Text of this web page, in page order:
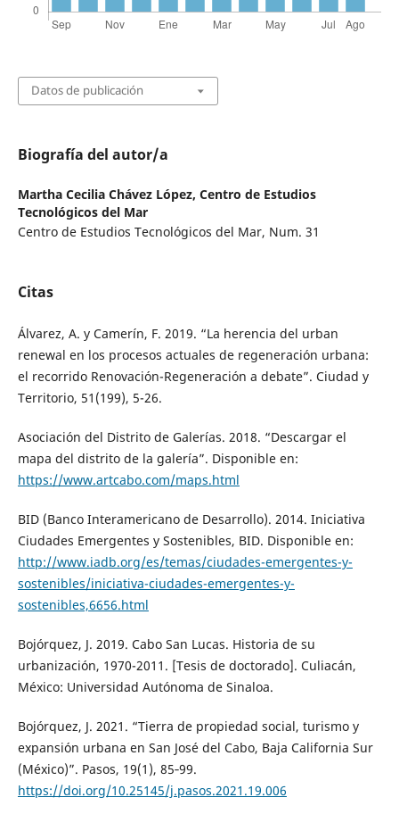
Datos de publicación
Biografía del autor/a
Martha Cecilia Chávez López, Centro de Estudios
Tecnológicos del Mar
Centro de Estudios Tecnológicos del Mar, Num. 31
Citas
Álvarez, A. y Camerín, F. 2019. “La herencia del urban
renewal en los procesos actuales de regeneración urbana:
el recorrido Renovación-Regeneración a debate”. Ciudad y
Territorio, 51(199), 5-26.
Asociación del Distrito de Galerías. 2018. “Descargar el
mapa del distrito de la galería”. Disponible en:
https://www.artcabo.com/maps.html
BID (Banco Interamericano de Desarrollo). 2014. Iniciativa
Ciudades Emergentes y Sostenibles, BID. Disponible en:
http://www.iadb.org/es/temas/ciudades-emergentes-y-
sostenibles/iniciativa-ciudades-emergentes-y-
sostenibles,6656.html
Bojórquez, J. 2019. Cabo San Lucas. Historia de su
urbanización, 1970-2011. [Tesis de doctorado]. Culiacán,
México: Universidad Autónoma de Sinaloa.
Bojórquez, J. 2021. “Tierra de propiedad social, turismo y
expansión urbana en San José del Cabo, Baja California Sur
(México)”. Pasos, 19(1), 85‑99.
https://doi.org/10.25145/j.pasos.2021.19.006